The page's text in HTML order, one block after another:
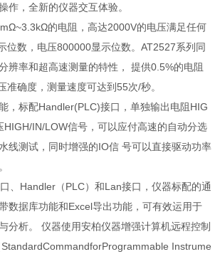
作，全新的仪器交互体验。
的电阻，高达2000V的电压满足任何
位数，电压800000显示位数。AT2527系列同
辨率和超高速测量的特性， 提供0.5%的电阻
准确度，测量速度可达到55次/秒。
，标配Handler(PLC)接口，单独输出电阻HIG
HIGH/IN/LOW信号，可以应付高速的自动分选
线测试，同时增强的IO信 号可以直接驱动功率
、Handler（PLC）和Lan接口，仪器标配的通
数据库功能和Excel导出功能，可有效运用于
分析。 仪器使用安柏仪器增强计算机远程控制
Instrume